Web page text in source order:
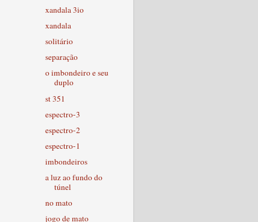
xandala 3io
xandala
solitário
separação
o imbondeiro e seu
duplo
st 351
espectro-3
espectro-2
espectro-1
imbondeiros
a luz ao fundo do
túnel
no mato
jogo de mato